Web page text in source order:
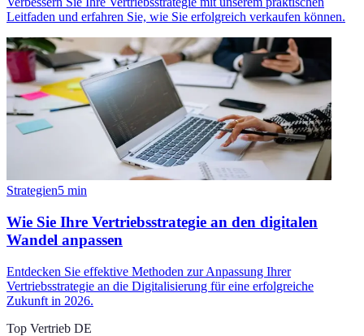
Leitfaden und erfahren Sie, wie Sie erfolgreich verkaufen können.
Strategien5 min
Wie Sie Ihre Vertriebsstrategie an den digitalen
Wandel anpassen
Entdecken Sie effektive Methoden zur Anpassung Ihrer
Vertriebsstrategie an die Digitalisierung für eine erfolgreiche
Zukunft in 2026.
Top Vertrieb DE